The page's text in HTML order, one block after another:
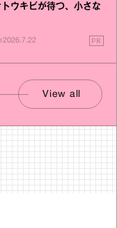
ウキビが待つ、小さな
2026.7.22 PR
View all